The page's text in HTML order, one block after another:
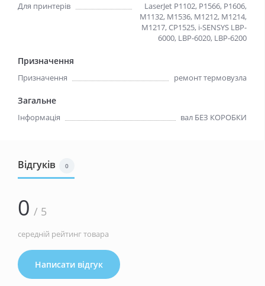
Для принтерів
LaserJet P1102, P1566, P1606,
M1132, M1536, M1212, M1214,
M1217, CP1525, i-SENSYS LBP-
6000, LBP-6020, LBP-6200
Призначення
Призначення ремонт термовузла
Загальне
Інформація вал БЕЗ КОРОБКИ
Відгуків 0
0 / 5
середній рейтинг товара
Написати відгук